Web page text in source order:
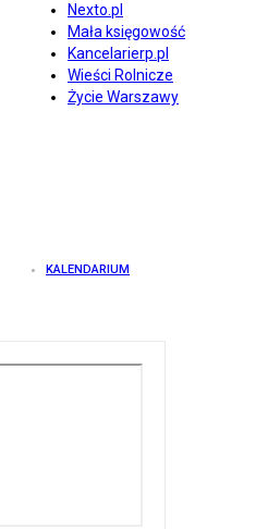
Nexto.pl
Mała księgowość
Kancelarierp.pl
Wieści Rolnicze
Życie Warszawy
KALENDARIUM